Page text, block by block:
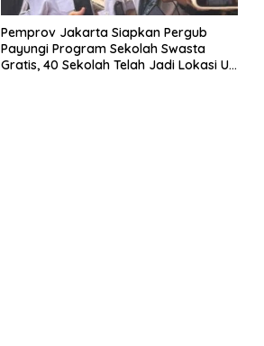
Pemprov Jakarta Siapkan Pergub
Payungi Program Sekolah Swasta
Gratis, 40 Sekolah Telah Jadi Lokasi Uji